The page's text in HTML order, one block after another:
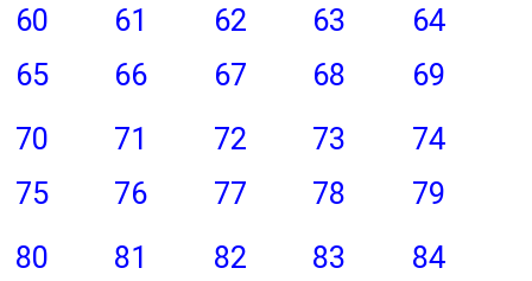
60
61 62 63
64
65
66 67 68
69
70
71 72 73
74
75
76 77 78
79
80
81 82 83
84